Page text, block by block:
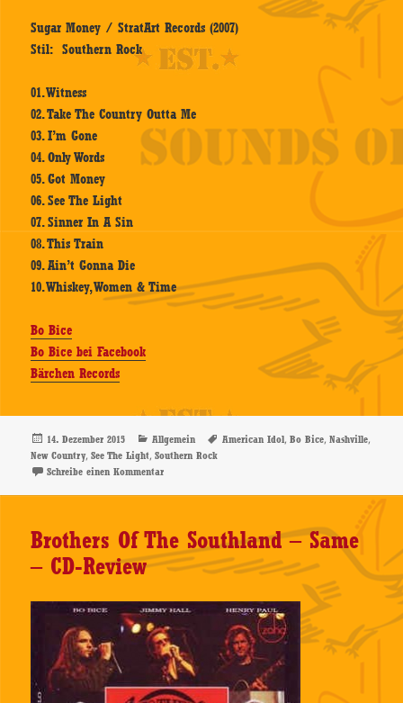
Sugar Money / StratArt Records (2007)
Stil: Southern Rock
01. Witness
02. Take The Country Outta Me
03. I’m Gone
04. Only Words
05. Got Money
06. See The Light
07. Sinner In A Sin
08. This Train
09. Ain’t Gonna Die
10. Whiskey, Women & Time
Bo Bice
Bo Bice bei Facebook
Bärchen Records
Veröffentlicht
am
14. Dezember 2015 Kategorien
Allgemein Schlagwörter
American Idol,Bo Bice,Nashville,
New Country,See The Light,Southern Rock
Schreibe einen Kommentarzu Bo Bice – See The Light – CD-Review
Brothers Of The Southland – Same
– CD-Review